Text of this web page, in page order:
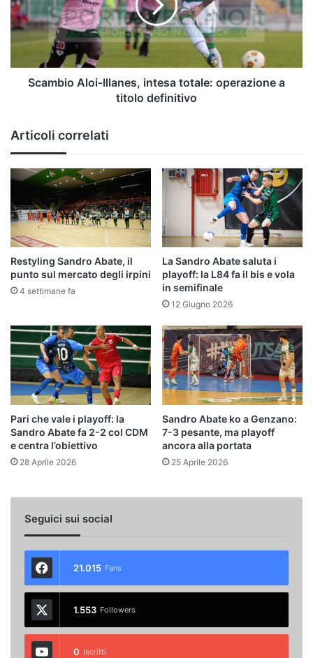
totale:
operazione
definitivo
Scambio Aloi-Illanes, intesa totale: operazione a
titolo definitivo
Articoli correlati
Restyling Sandro Abate, il
punto sul mercato degli irpini
4 settimane fa
La Sandro Abate saluta i
playoff: la L84 fa il bis e vola
in semifinale
12 Giugno 2026
Pari che vale i playoff: la
Sandro Abate fa 2-2 col CDM
e centra l’obiettivo
28 Aprile 2026
Sandro Abate ko a Genzano:
7-3 pesante, ma playoff
ancora alla portata
25 Aprile 2026
Seguici sui social
21.015 Fans
1.553 Followers
0 Iscritti